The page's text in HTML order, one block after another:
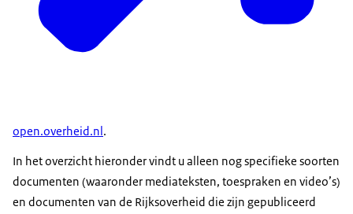
open.overheid.nl.
In het overzicht hieronder vindt u alleen nog specifieke soorten
documenten (waaronder mediateksten, toespraken en video’s)
en documenten van de Rijksoverheid die zijn gepubliceerd